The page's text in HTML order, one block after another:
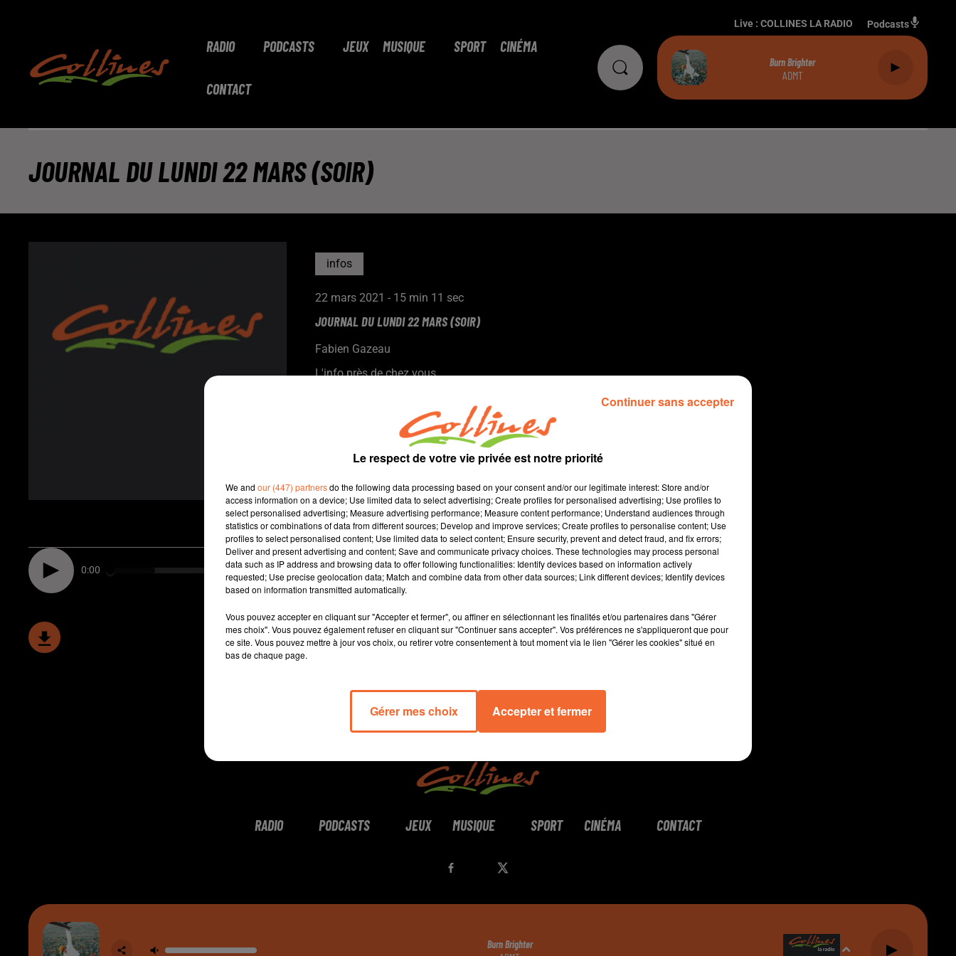
RADIO PODCASTS JEUX MUSIQUE SPORT CINÉMA
CONTACT
Live : COLLINES LA RADIO Podcasts
Burn Brighter
ADMT
JOURNAL DU LUNDI 22 MARS (SOIR)
infos
22 mars 2021 - 15 min 11 sec
JOURNAL DU LUNDI 22 MARS (SOIR)
Fabien Gazeau
L'info près de chez vous
0:00 15 min 11 sec
RADIO PODCASTS JEUX MUSIQUE SPORT CINÉMA CONTACT
Burn Brighter
Le respect de votre vie privée est notre priorité
We and our (447) partnersdo the following data processing based on your consent and/or our legitimate interest: Store and/or
access information on a device; Use limited data to select advertising; Create profiles for personalised advertising; Use profiles to
select personalised advertising; Measure advertising performance; Measure content performance; Understand audiences through
statistics or combinations of data from different sources; Develop and improve services; Create profiles to personalise content; Use
profiles to select personalised content; Use limited data to select content; Ensure security, prevent and detect fraud, and fix errors;
Deliver and present advertising and content; Save and communicate privacy choices. These technologies may process personal
data such as IP address and browsing data to offer following functionalities: Identify devices based on information actively
requested; Use precise geolocation data; Match and combine data from other data sources; Link different devices; Identify devices
based on information transmitted automatically.
Vous pouvez accepter en cliquant sur "Accepter et fermer", ou affiner en sélectionnant les finalités et/ou partenaires dans "Gérer
mes choix". Vous pouvez également refuser en cliquant sur "Continuer sans accepter". Vos préférences ne s'appliqueront que pour
ce site. Vous pouvez mettre à jour vos choix, ou retirer votre consentement à tout moment via le lien "Gérer les cookies" situé en
bas de chaque page.
Gérer mes choix Accepter et fermer
Continuer sans accepter